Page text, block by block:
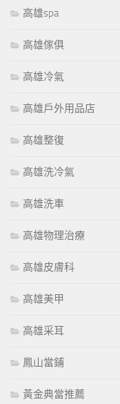
高雄spa
高雄傢俱
高雄冷氣
高雄戶外用品店
高雄整復
高雄洗冷氣
高雄洗車
高雄物理治療
高雄皮膚科
高雄美甲
高雄采耳
鳳山當鋪
黃金典當推薦